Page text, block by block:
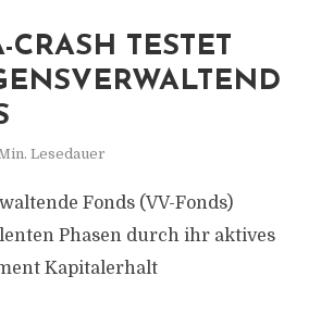
CRASH TESTET
Lesedauer
Fonds (VV-Fonds)
Phasen durch ihr aktives
Kapitalerhalt